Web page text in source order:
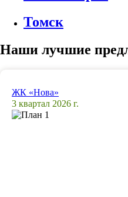
Томск
Наши лучшие
ЖК «Нова»
3 квартал 2026 г.